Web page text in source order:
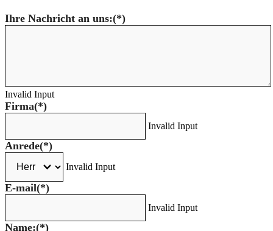
Ihre Nachricht an uns:(*)
Invalid Input
Firma(*)
Invalid Input
Anrede(*)
Invalid Input
E-mail(*)
Invalid Input
Name:(*)